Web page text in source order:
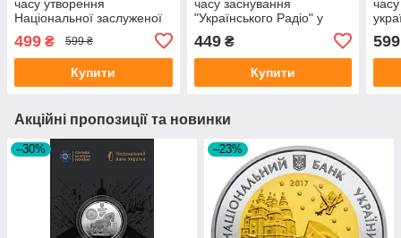
часу утворення
Національної заслуженої
України "Думка"
499 ₴ 599 ₴
Купити
часу заснування
"Українського Радіо" у
449₴
Купити
599
Акційні пропозиції та новинки
–30% –23%